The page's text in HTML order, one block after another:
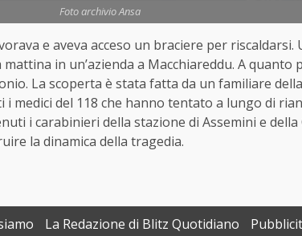
Foto archivio Ansa
e aveva acceso un braciere per riscaldarsi.
in un’azienda a Macchiareddu. A quanto
La scoperta è stata fatta da un familiare
medici del 118 che hanno tentato a lungo di
i carabinieri della stazione di Assemini e della
la dinamica della tragedia.
La Redazione di Blitz Quotidiano